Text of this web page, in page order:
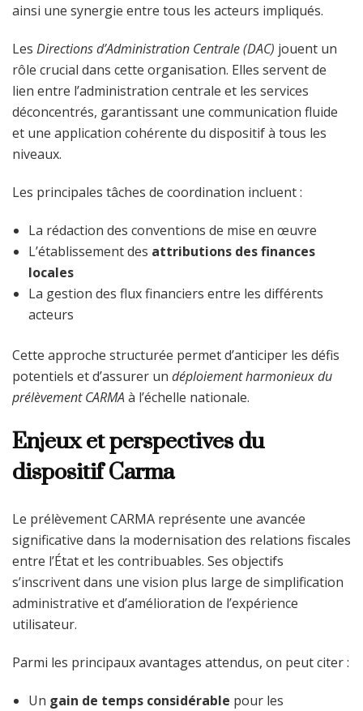
ainsi une synergie entre tous les acteurs impliqués.
Les Directions d’Administration Centrale (DAC) jouent un
rôle crucial dans cette organisation. Elles servent de
lien entre l’administration centrale et les services
déconcentrés, garantissant une communication fluide
et une application cohérente du dispositif à tous les
niveaux.
Les principales tâches de coordination incluent :
La rédaction des conventions de mise en œuvre
L’établissement des attributions des finances
locales
La gestion des flux financiers entre les différents
acteurs
Cette approche structurée permet d’anticiper les défis
potentiels et d’assurer un déploiement harmonieux du
prélèvement CARMAà l’échelle nationale.
Enjeux et perspectives du
dispositif Carma
Le prélèvement CARMA représente une avancée
significative dans la modernisation des relations fiscales
entre l’État et les contribuables. Ses objectifs
s’inscrivent dans une vision plus large de simplification
administrative et d’amélioration de l’expérience
utilisateur.
Parmi les principaux avantages attendus, on peut citer :
Un gain de temps considérable pour les